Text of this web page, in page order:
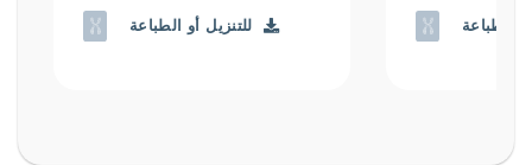
للتنزيل أو الطباعة الطباعة